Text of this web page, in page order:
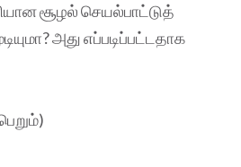
சூழல் செயல்பாட்டுத்
அது எப்படிப்பட்டதாக